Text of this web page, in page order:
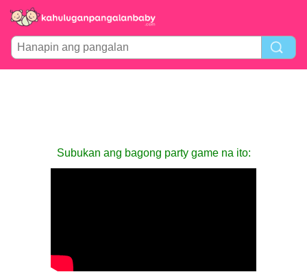
Subukan ang bagong party game na ito: